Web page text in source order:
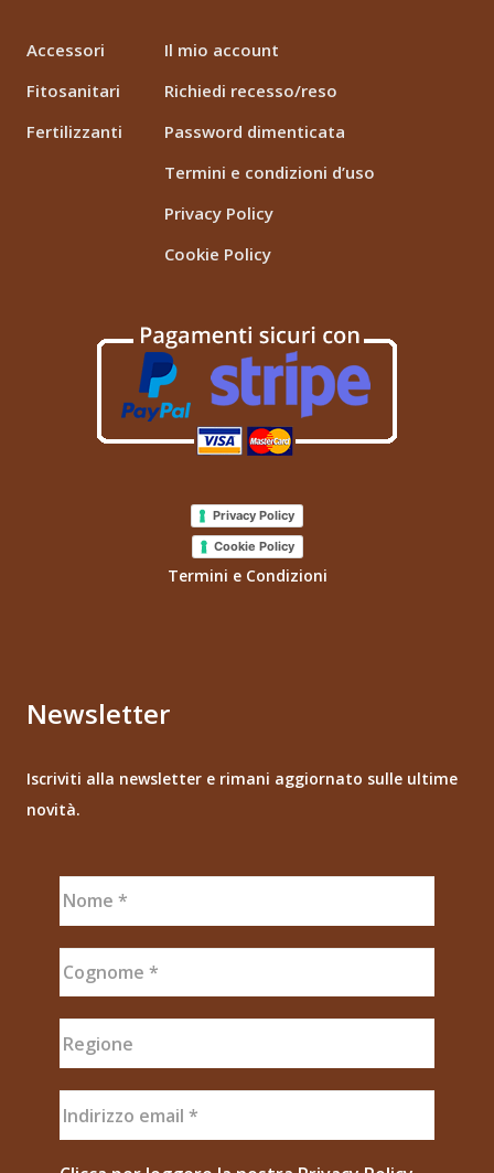
Accessori
Fitosanitari
Fertilizzanti
Il mio account
Richiedi recesso/reso
Password dimenticata
Termini e condizioni d’uso
Privacy Policy
Cookie Policy
Privacy Policy
Cookie Policy
Termini e Condizioni
Newsletter
Iscriviti alla newsletter e rimani aggiornato sulle ultime
novità.